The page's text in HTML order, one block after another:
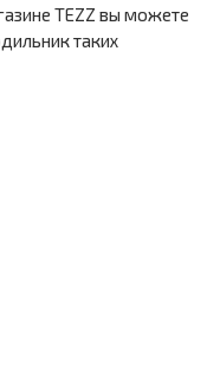
TEZZ вы можете
таких